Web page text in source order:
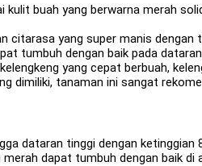
kulit buah yang berwarna merah
citarasa yang super manis
tumbuh dengan baik pada
yang cepat berbuah,
dimiliki, tanaman ini sangat
dataran tinggi dengan
dapat tumbuh dengan baik